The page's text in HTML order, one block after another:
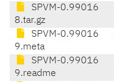
SPVM-0.99016
8.tar.gz
SPVM-0.99016
9.meta
SPVM-0.99016
9.readme